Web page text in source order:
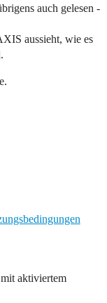
auch gelesen -
aussieht, wie es
aktiviertem